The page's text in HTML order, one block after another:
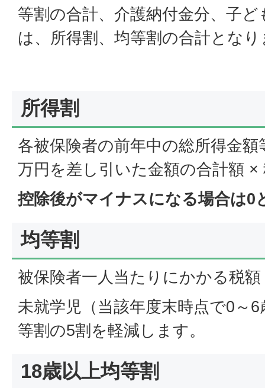
等割の合計、介護納付金分、子
は、所得割、均等割の合計とな
所得割
各被保険者の前年中の総所得金
万円を差し引いた金額の合計額 ×
控除後がマイナスになる場合は0
均等割
被保険者一人当たりにかかる税額
未就学児（当該年度末時点で0～
等割の5割を軽減します。
18歳以上均等割